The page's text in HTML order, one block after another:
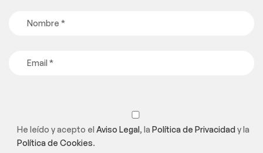
He leído y acepto el Aviso Legal, la Política de Privacidady la
Política de Cookies.